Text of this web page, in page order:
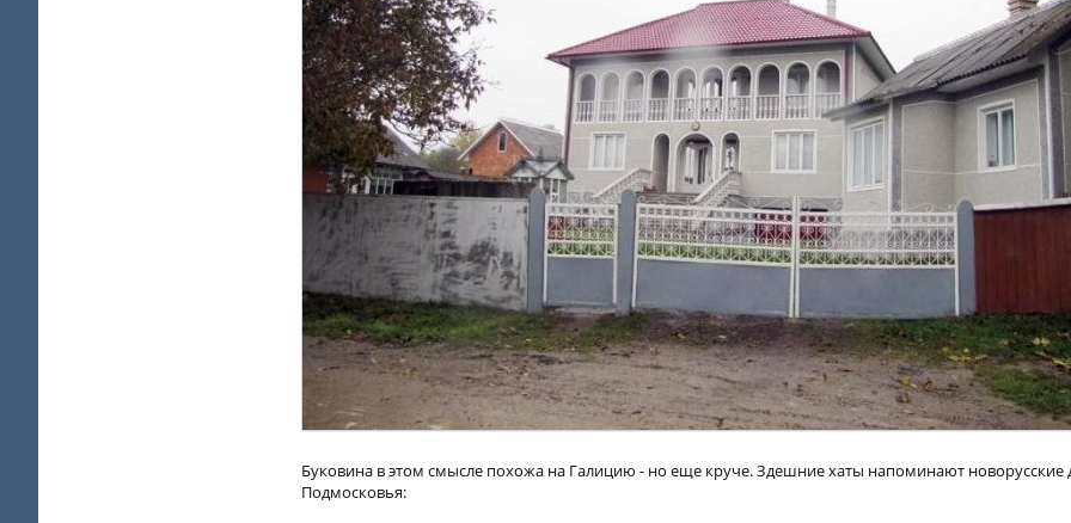
Буковина в этом смысле похожа на Галицию - но еще круче. Здешние хаты напоминают новорусские
Подмосковья: